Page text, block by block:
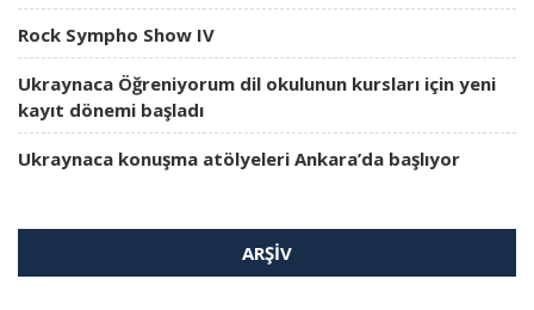
Rock Sympho Show IV
Ukraynaca Öğreniyorum dil okulunun kursları için yeni
kayıt dönemi başladı
Ukraynaca konuşma atölyeleri Ankara’da başlıyor
ARŞIV